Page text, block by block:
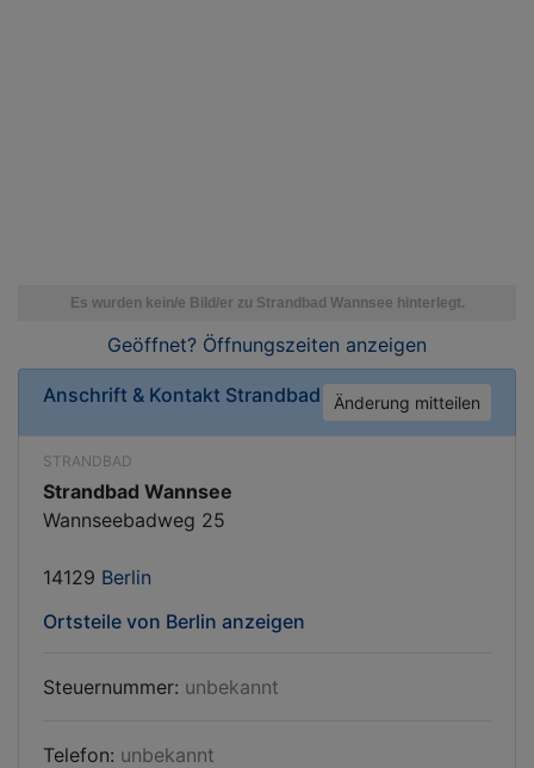
Geöffnet? Öffnungszeiten anzeigen
Anschrift & Kontakt Strandbad Änderung mitteilen
STRANDBAD
Strandbad Wannsee
Wannseebadweg 25
14129 Berlin
Ortsteile von Berlin anzeigen
Steuernummer: unbekannt
Telefon: unbekannt